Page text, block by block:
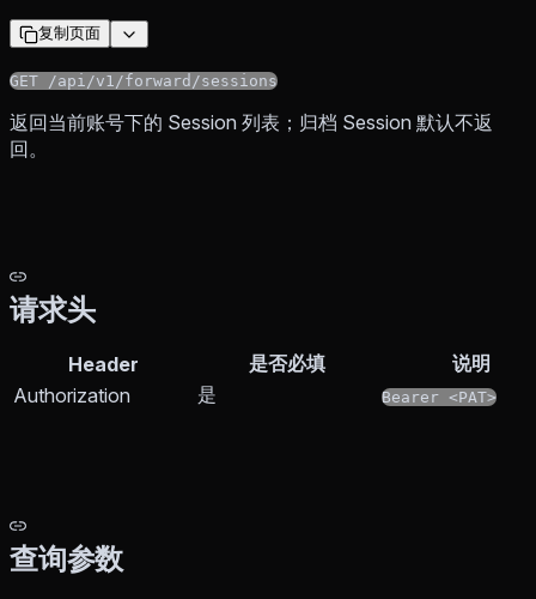
复制页面
GET /api/v1/forward/sessions
返回当前账号下的 Session 列表；归档 Session 默认不返
回。
请求头
Header 是否必填
说明
Authorization
是 Bearer <PAT>
查询参数